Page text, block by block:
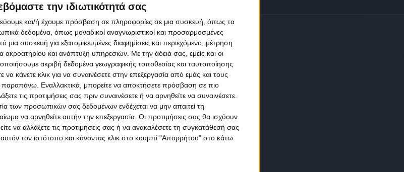
την ιδιωτικότητά σας
και/ή έχουμε πρόσβαση σε πληροφορίες σε μια συσκευή, όπως τα
δεδομένα, όπως μοναδικοί αναγνωριστικοί και προσαρμοσμένες
συσκευή για εξατομικευμένες διαφημίσεις και περιεχόμενο, μέτρηση
ακροατηρίου και ανάπτυξη υπηρεσιών. Με την άδειά σας, εμείς και οι
ακριβή δεδομένα γεωγραφικής τοποθεσίας και ταυτοποίησης
κάνετε κλικ για να συναινέσετε στην επεξεργασία από εμάς και τους
Εναλλακτικά, μπορείτε να αποκτήσετε πρόσβαση σε πιο
τις προτιμήσεις σας πριν συναινέσετε ή να αρνηθείτε να συναινέσετε.
των προσωπικών σας δεδομένων ενδέχεται να μην απαιτεί τη
να αρνηθείτε αυτήν την επεξεργασία. Οι προτιμήσεις σας θα ισχύουν
να αλλάξετε τις προτιμήσεις σας ή να ανακαλέσετε τη συγκατάθεσή σας
τον ιστότοπο και κάνοντας κλικ στο κουμπί "Απορρήτου" στο κάτω